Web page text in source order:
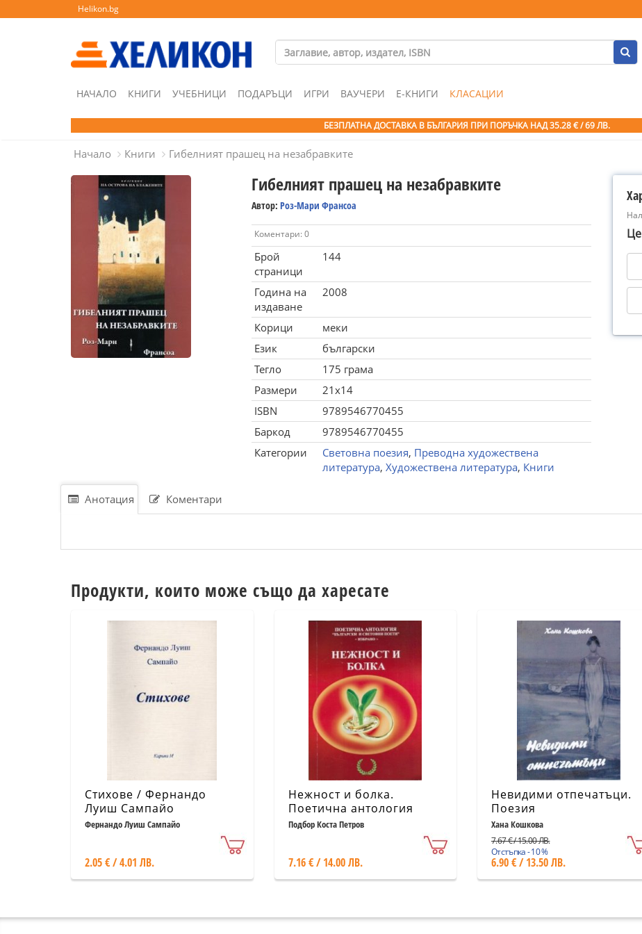
Helikon.bg
НАЧАЛО КНИГИ УЧЕБНИЦИ ПОДАРЪЦИ ИГРИ ВАУЧЕРИ Е-КНИГИ КЛАСАЦИИ
БЕЗПЛАТНА ДОСТАВКА В БЪЛГАРИЯ ПРИ ПОРЪЧКА НАД 35.28 € / 69 ЛВ.
Начало Книги Гибелният прашец на незабравките
Гибелният прашец на незабравките
Автор: Роз-Мари Франсоа
Коментари: 0
Брой
страници
144
Година на
издаване
2008
Корици
меки
Език
български
Тегло
175 грама
Размери
21x14
ISBN
9789546770455
Баркод
9789546770455
Категории
Световна поезия, Преводна художествена
литература, Художествена литература, Книги
Анотация Коментари
Продукти, които може също да харесате
Стихове / Фернандо
Луиш Сампайо
Фернандо Луиш Сампайо
2.05 € / 4.01 ЛВ.
Нежност и болка.
Поетична антология
"Български и световни
Подбор Коста Петров
7.16 € / 14.00 ЛВ.
Невидими отпечатъци.
Поезия
Хана Кошкова
7.67 € / 15.00 ЛВ.
Отстъпка - 10 %
6.90 € / 13.50 ЛВ.